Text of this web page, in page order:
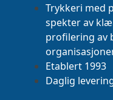
Trykkeri med
spekter av
profilering av
Etablert 1993
Daglig